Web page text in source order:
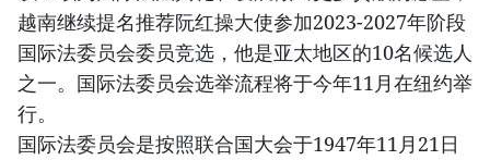
越南继续提名推荐阮红操大使参加2023-2027年阶段
国际法委员会委员竞选，他是亚太地区的10名候选人
之一。国际法委员会选举流程将于今年11月在纽约举
行。
国际法委员会是按照联合国大会于1947年11月21日